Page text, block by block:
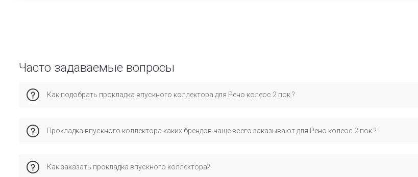
Часто задаваемые вопросы
Как подобрать прокладка впускного коллектора для Рено колеос 2 пок.?
подходящие варианты с учётом условий эксплуатации (город, трасса, стиль вождения).
Прокладка впускного коллектора каких брендов чаще всего заказывают для Рено колеос 2 пок.?
оригинальных деталей сохраняется гарантия производителя.
Как заказать прокладка впускного коллектора?